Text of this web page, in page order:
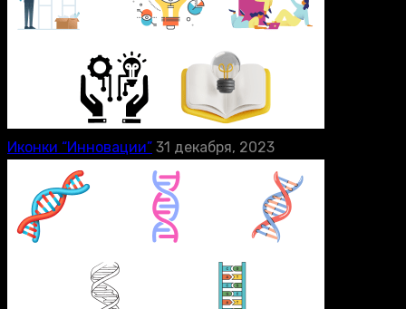
Иконки “Инновации” 31 декабря, 2023